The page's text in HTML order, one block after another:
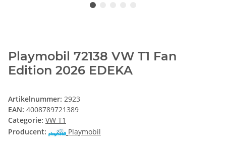
Playmobil 72138 VW T1 Fan
Edition 2026 EDEKA
Artikelnummer: 2923
EAN: 4008789721389
Categorie: VW T1
Producent:
Playmobil